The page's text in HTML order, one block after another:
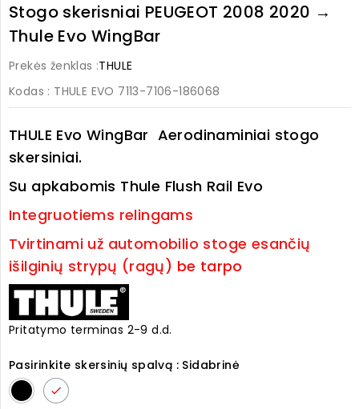
Stogo skerisniai PEUGEOT 2008 2020 →
Thule Evo WingBar
Prekės ženklas :THULE
Kodas : THULE EVO 7113-7106-186068
THULE Evo WingBar Aerodinaminiai stogo
skersiniai.
Su apkabomis Thule Flush Rail Evo
Integruotiems relingams
Tvirtinami už automobilio stoge esančių
išilginių strypų (ragų) be tarpo
Pritatymo terminas 2-9 d.d.
Pasirinkite skersinių spalvą : Sidabrinė
JuodaSidabrinė